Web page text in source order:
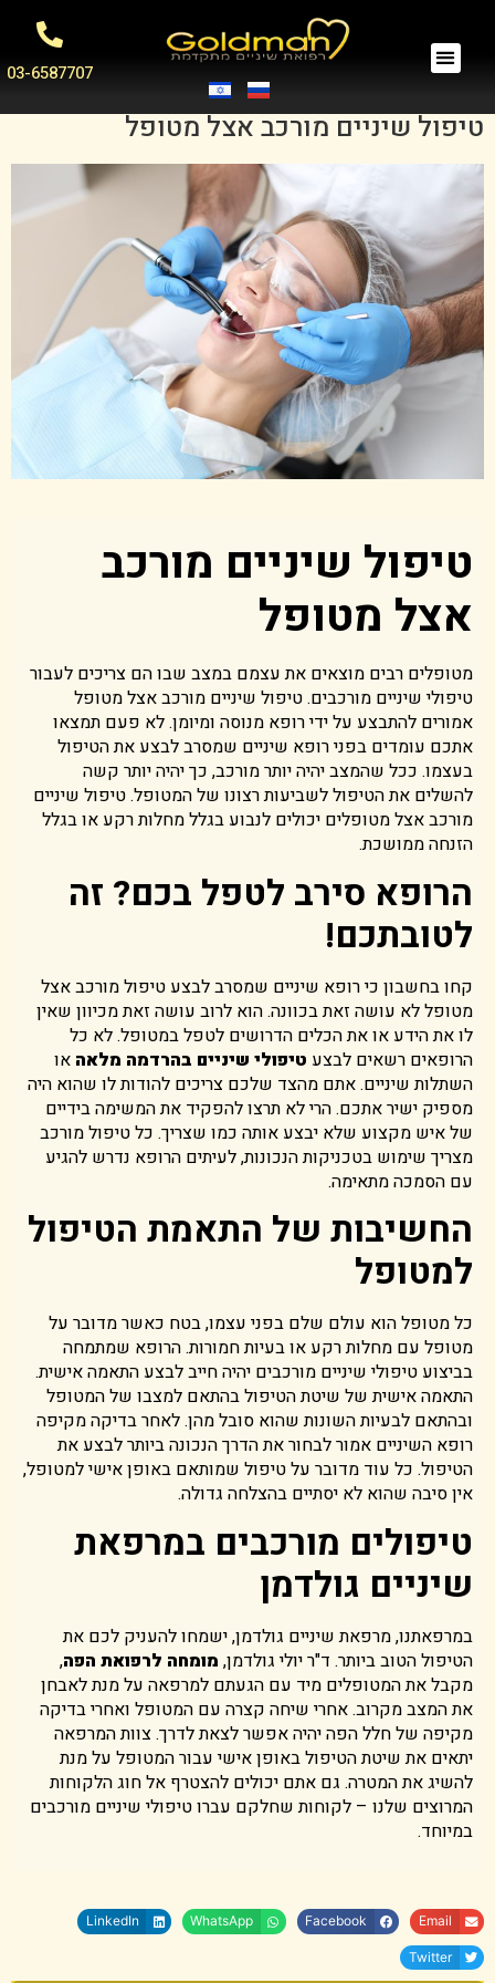
03-6587707
טיפול שיניים מורכב אצל מטופל
טיפול שיניים מורכב
אצל מטופל
מטופלים רבים מוצאים את עצמם במצב שבו הם צריכים לעבור
טיפולי שיניים מורכבים. טיפול שיניים מורכב אצל מטופל
אמורים להתבצע על ידי רופא מנוסה ומיומן. לא פעם תמצאו
אתכם עומדים בפני רופא שיניים שמסרב לבצע את הטיפול
בעצמו. ככל שהמצב יהיה יותר מורכב, כך יהיה יותר קשה
להשלים את הטיפול לשביעות רצונו של המטופל. טיפול שיניים
מורכב אצל מטופלים יכולים לנבוע בגלל מחלות רקע או בגלל
הזנחה ממושכת.
הרופא סירב לטפל בכם? זה
לטובתכם!
קחו בחשבון כי רופא שיניים שמסרב לבצע טיפול מורכב אצל
מטופל לא עושה זאת בכוונה. הוא לרוב עושה זאת מכיוון שאין
לו את הידע או את הכלים הדרושים לטפל במטופל. לא כל
הרופאים רשאים לבצע טיפולי שיניים בהרדמה מלאה או
השתלות שיניים. אתם מהצד שלכם צריכים להודות לו שהוא היה
מספיק ישיר אתכם. הרי לא תרצו להפקיד את המשימה בידיים
של איש מקצוע שלא יבצע אותה כמו שצריך. כל טיפול מורכב
מצריך שימוש בטכניקות הנכונות, לעיתים הרופא נדרש להגיע
עם הסמכה מתאימה.
החשיבות של התאמת הטיפול
למטופל
כל מטופל הוא עולם שלם בפני עצמו, בטח כאשר מדובר על
מטופל עם מחלות רקע או בעיות חמורות. הרופא שמתמחה
בביצוע טיפולי שיניים מורכבים יהיה חייב לבצע התאמה אישית.
התאמה אישית של שיטת הטיפול בהתאם למצבו של המטופל
ובהתאם לבעיות השונות שהוא סובל מהן. לאחר בדיקה מקיפה
רופא השיניים אמור לבחור את הדרך הנכונה ביותר לבצע את
הטיפול. כל עוד מדובר על טיפול שמותאם באופן אישי למטופל,
אין סיבה שהוא לא יסתיים בהצלחה גדולה.
טיפולים מורכבים במרפאת
שיניים גולדמן
במרפאתנו, מרפאת שיניים גולדמן, ישמחו להעניק לכם את
הטיפול הטוב ביותר. ד"ר יולי גולדמן, מומחה לרפואת הפה,
מקבל את המטופלים מיד עם הגעתם למרפאה על מנת לאבחן
את המצב מקרוב. אחרי שיחה קצרה עם המטופל ואחרי בדיקה
מקיפה של חלל הפה יהיה אפשר לצאת לדרך. צוות המרפאה
יתאים את שיטת הטיפול באופן אישי עבור המטופל על מנת
להשיג את המטרה. גם אתם יכולים להצטרף אל חוג הלקוחות
המרוצים שלנו – לקוחות שחלקם עברו טיפולי שיניים מורכבים
במיוחד.
Email
Facebook
WhatsApp
LinkedIn
Twitter